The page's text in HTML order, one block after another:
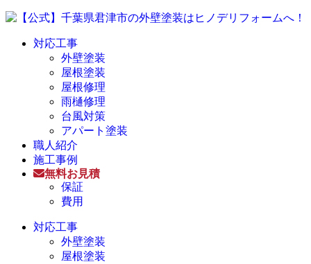
対応工事
外壁塗装
屋根塗装
屋根修理
雨樋修理
台風対策
アパート塗装
職人紹介
施工事例
無料お見積
保証
費用
対応工事
外壁塗装
屋根塗装